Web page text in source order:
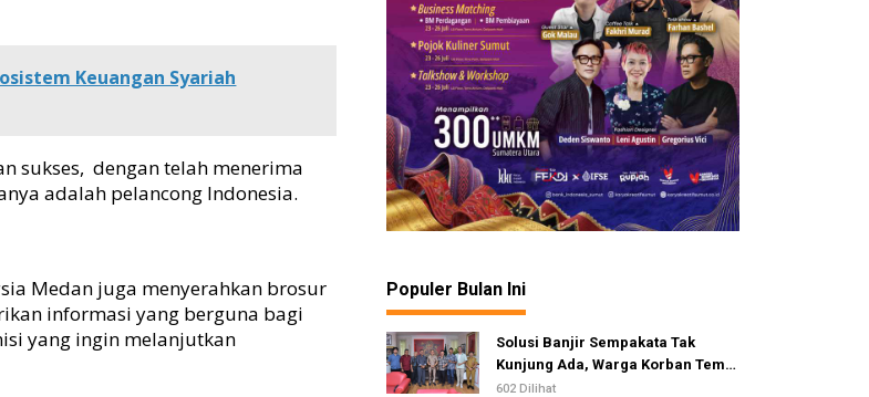
Keuangan Syariah
sukses, dengan telah menerima
adalah pelancong Indonesia.
Medan juga menyerahkan brosur
informasi yang berguna bagi
yang ingin melanjutkan
Populer Bulan Ini
Solusi Banjir Sempakata Tak
Kunjung Ada, Warga Korban Temui
Ketua DPRD Kota Medan
602 Dilihat